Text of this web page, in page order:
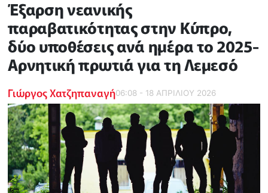
Έξαρση νεανικής
παραβατικότητας στην Κύπρο,
δύο υποθέσεις ανά ημέρα το 2025-
Αρνητική πρωτιά για τη Λεμεσό
Γιώργος Χατζηπαναγή06:08 - 18 ΑΠΡΙΛΙΟΥ 2026